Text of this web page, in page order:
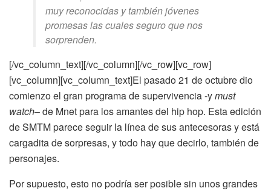
muy reconocidas y también jóvenes
promesas las cuales seguro que nos
sorprenden.
[/vc_column_text][/vc_column][/vc_row][vc_row]
[vc_column][vc_column_text]El pasado 21 de octubre dio
comienzo el gran programa de supervivencia -ymust
watch– de Mnet para los amantes del hip hop. Esta edición
de SMTM parece seguir la línea de sus antecesoras y está
cargadita de sorpresas, y todo hay que decirlo, también de
personajes.
Por supuesto, esto no podría ser posible sin unos grandes